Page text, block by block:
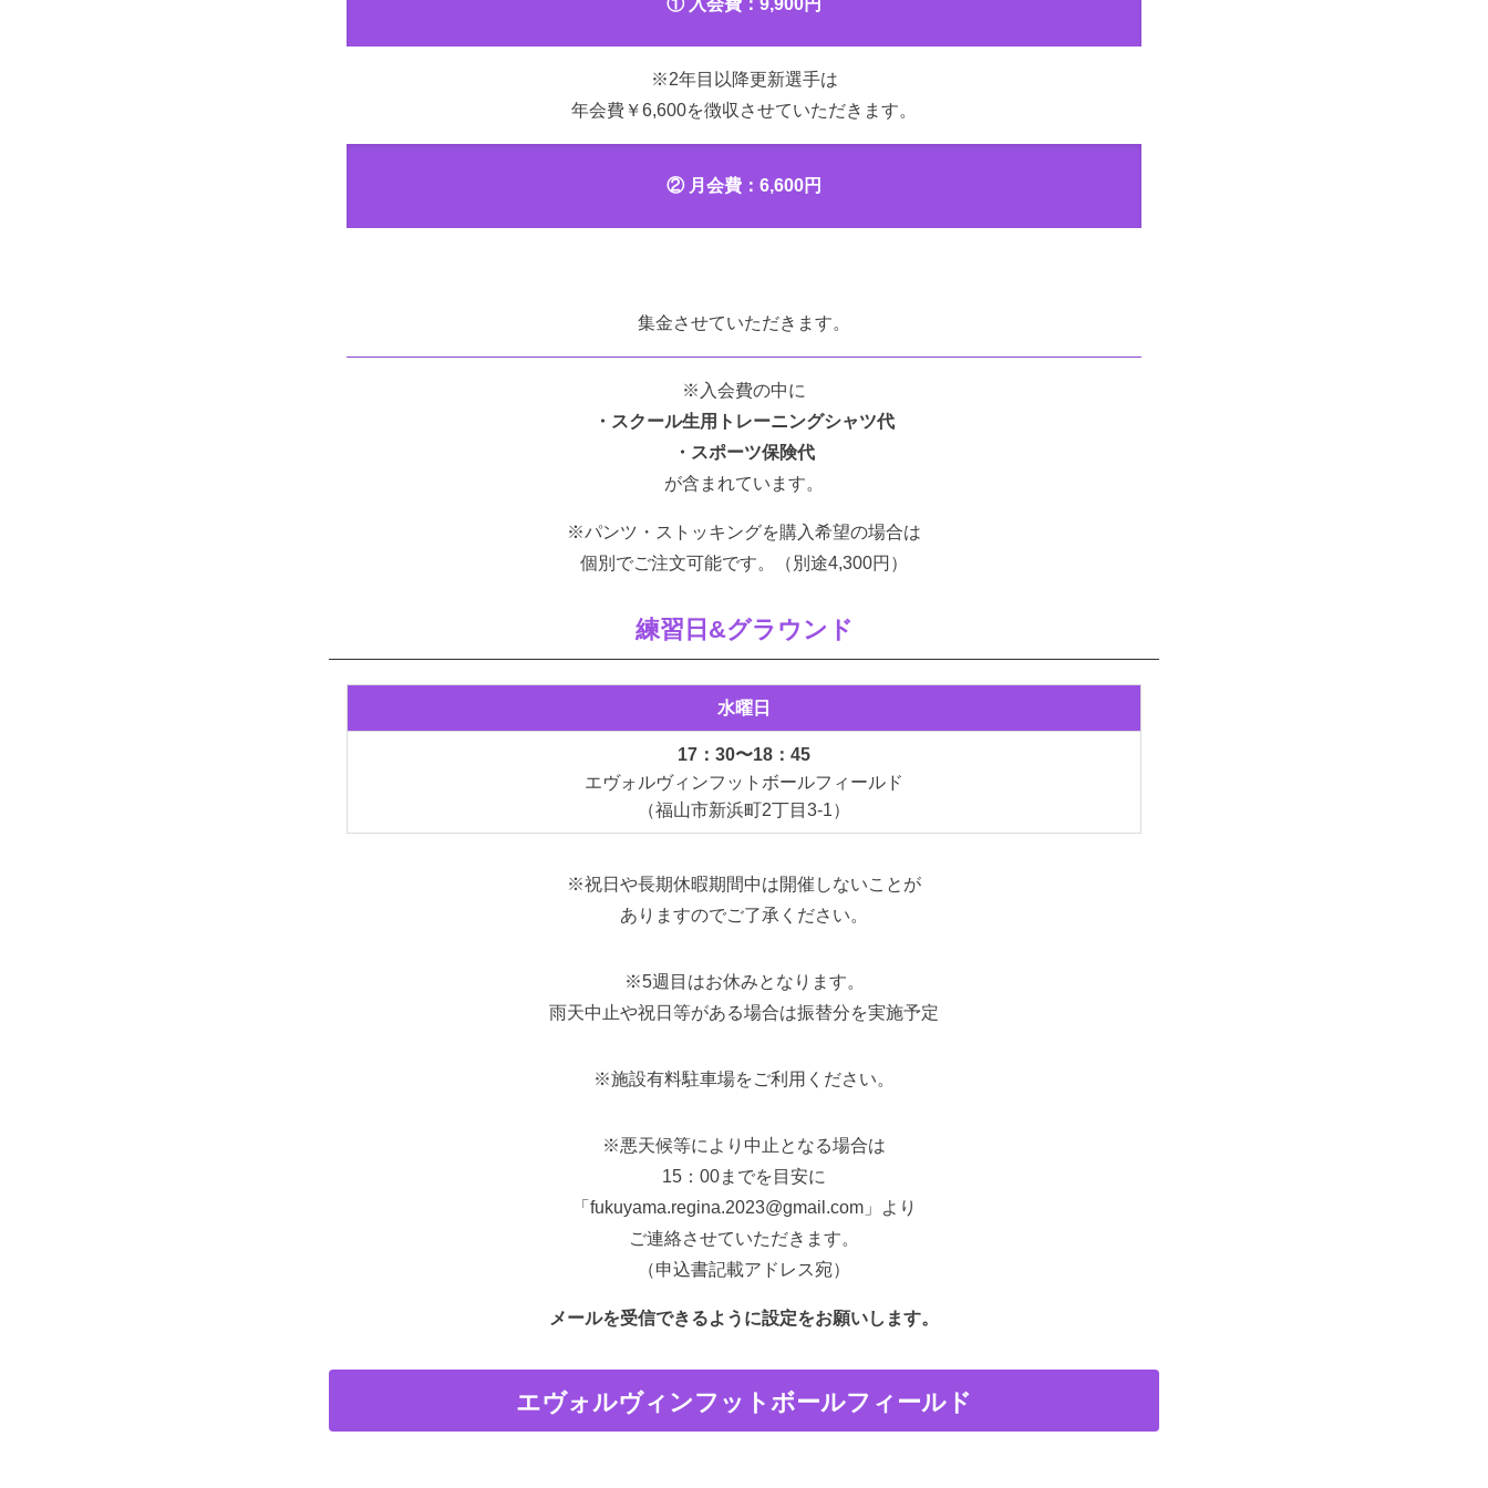
① ⼊会費：9,900円
※2年⽬以降更新選⼿は
年会費￥6,600を徴収させていただきます。
② ⽉会費：6,600円
集⾦させていただきます。
※⼊会費の中に
・スクール⽣⽤トレーニングシャツ代
・スポーツ保険代
が含まれています。
※パンツ・ストッキングを購⼊希望の場合は
個別でご注⽂可能です。（別途4,300円）
練習日&グラウンド
水曜日
17：30〜18：45
エヴォルヴィンフットボールフィールド
（福⼭市新浜町2丁⽬3-1）
※祝⽇や⻑期休暇期間中は開催しないことが
ありますのでご了承ください。
※5週⽬はお休みとなります。
⾬天中⽌や祝⽇等がある場合は振替分を実施予定
※施設有料駐⾞場をご利⽤ください。
※悪天候等により中⽌となる場合は
15：00までを⽬安に
「fukuyama.regina.2023@gmail.com」より
ご連絡させていただきます。
（申込書記載アドレス宛）
メールを受信できるように設定をお願いします。
エヴォルヴィンフットボールフィールド